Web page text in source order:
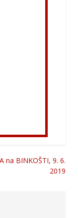
na BINKOŠTI, 9. 6.
2019